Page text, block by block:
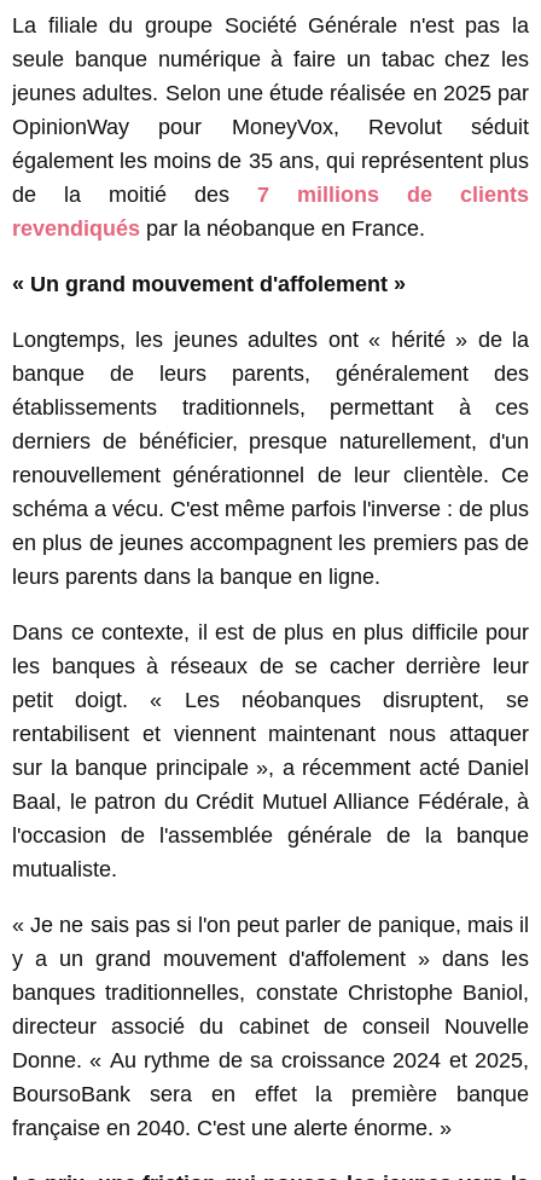
La filiale du groupe Société Générale n'est pas la
seule banque numérique à faire un tabac chez les
jeunes adultes. Selon une étude réalisée en 2025 par
OpinionWay pour MoneyVox, Revolut séduit
également les moins de 35 ans, qui représentent plus
de la moitié des 7 millions de clients
revendiqués par la néobanque en France.
« Un grand mouvement d'affolement »
Longtemps, les jeunes adultes ont « hérité » de la
banque de leurs parents, généralement des
établissements traditionnels, permettant à ces
derniers de bénéficier, presque naturellement, d'un
renouvellement générationnel de leur clientèle. Ce
schéma a vécu. C'est même parfois l'inverse : de plus
en plus de jeunes accompagnent les premiers pas de
leurs parents dans la banque en ligne.
Dans ce contexte, il est de plus en plus difficile pour
les banques à réseaux de se cacher derrière leur
petit doigt. « Les néobanques disruptent, se
rentabilisent et viennent maintenant nous attaquer
sur la banque principale », a récemment acté Daniel
Baal, le patron du Crédit Mutuel Alliance Fédérale, à
l'occasion de l'assemblée générale de la banque
mutualiste.
« Je ne sais pas si l'on peut parler de panique, mais il
y a un grand mouvement d'affolement » dans les
banques traditionnelles, constate Christophe Baniol,
directeur associé du cabinet de conseil Nouvelle
Donne. « Au rythme de sa croissance 2024 et 2025,
BoursoBank sera en effet la première banque
française en 2040. C'est une alerte énorme. »